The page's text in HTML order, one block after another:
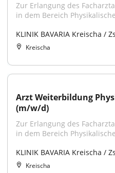
Zur Erlangung des
in dem Bereich
KLINIK BAVARIA Kreischa /
Kreischa
Arzt Weiterbildung
(m/w/d)
Zur Erlangung des
in dem Bereich
KLINIK BAVARIA Kreischa /
Kreischa